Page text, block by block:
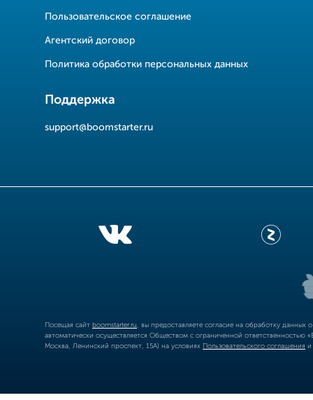
Пользовательское соглашение
Агентский договор
Политика обработки персональных данных
Поддержка
support@boomstarter.ru
Посещая сайт boomstarter.ru , вы предоставляете согласие на обработку
автоматически осуществляется Обществом с ограниченной
Москва, Ленинский проспект, 15А) на условиях Пользовательского соглашения и